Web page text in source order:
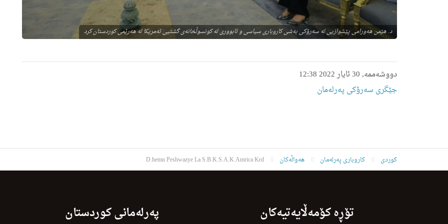
د. هێمن هه‌ورامی پێشوازیی له سه‌رۆكی به‌شی كاروباری سیاسی و ئابووری له كونسوڵخانه‌ی گشتیی ئه‌مریكا له هه‌رێمی كوردستان كرد
دووشەممە, 30 ئایار 2022 12:38
جێگری سەرۆکی پەرلەمان
کوردی کاروباری پەرلەمان هەواڵەکان D.hemn Peshwazye La S.B.K.S.A.K.Amrica Krd
پەرلەمانی کوردستان تۆڕە کۆمەڵایەتیەکان